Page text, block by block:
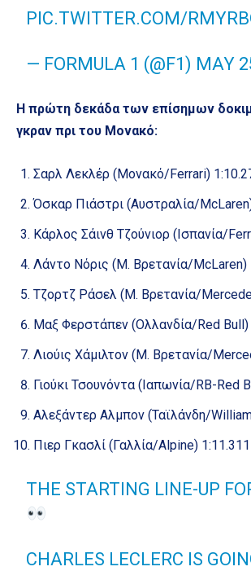
PIC.TWITTER.COM/
— FORMULA 1 (@F1) MAY
Η πρώτη δεκάδα των επίσημων
γκραν πρι του Μονακό:
Σαρλ Λεκλέρ (Μονακό/Ferrari)
Όσκαρ Πιάστρι (Αυστραλία/
Κάρλος Σάινθ Τζούνιορ (Ισπανία/
Λάντο Νόρις (Μ. Βρετανία/McLaren)
Τζορτζ Ράσελ (Μ. Βρετανία/
Μαξ Φερστάπεν (Ολλανδία/Red Bull)
Λιούις Χάμιλτον (Μ. Βρετανία/
Γιούκι Τσουνόντα (Ιαπωνία/RB-Red
Αλεξάντερ Αλμπον (Ταϊλάνδη/
Πιερ Γκασλί (Γαλλία/Alpine) 1:11.311
THE STARTING LINE-UP
CHARLES LECLERC IS